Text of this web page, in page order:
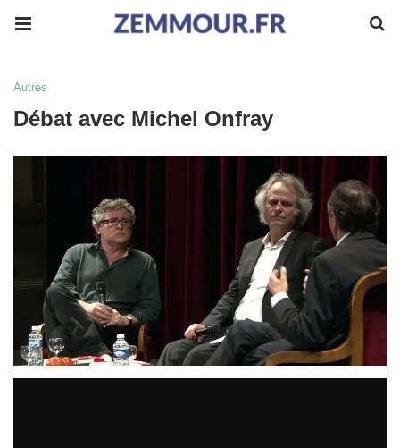
Autres
Débat avec Michel Onfray